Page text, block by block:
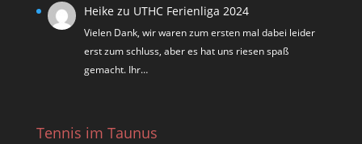
Heike zu UTHC Ferienliga 2024
Vielen Dank, wir waren zum ersten mal dabei leider
erst zum schluss, aber es hat uns riesen spaß
gemacht. Ihr…
Tennis im Taunus